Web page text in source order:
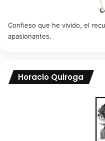
Confieso que he vivido, el
apasionantes.
Horacio Quiroga